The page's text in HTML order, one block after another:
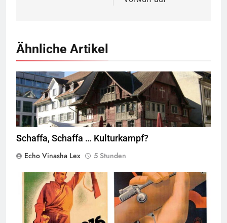
Ähnliche Artikel
Rotes Haus, Dornbirn;CC BY-SA 2.5Böhringer Friedrich @
Wikimedia Commons
Schaffa, Schaffa … Kulturkampf?
Echo Vinasha Lex
5 Stunden
© Wikimedia Commons Quelle